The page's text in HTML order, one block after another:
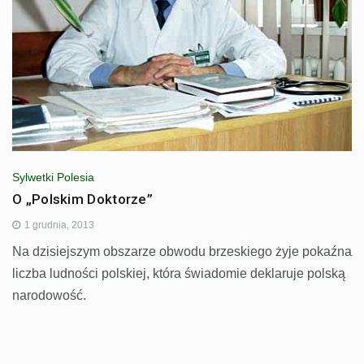
Sylwetki Polesia
O „Polskim Doktorze”
1 grudnia, 2013
Na dzisiejszym obszarze obwodu brzeskiego żyje pokaźna
liczba ludności polskiej, która świadomie deklaruje polską
narodowość.